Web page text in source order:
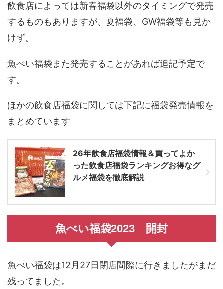
飲食店によっては新春福袋以外のタイミングで発売
するものもありますが、夏福袋、GW福袋等も見か
けず。
魚べい福袋また発売することがあれば追記予定で
す。
ほかの飲食店福袋に関しては下記に福袋発売情報を
まとめています
26年飲食店福袋情報＆買ってよか
った飲食店福袋ランキングお得なグ
ルメ福袋を徹底解説
魚べい福袋2023 開封
魚べい福袋は12月27日閉店間際に行きましたがまだ
残ってました。